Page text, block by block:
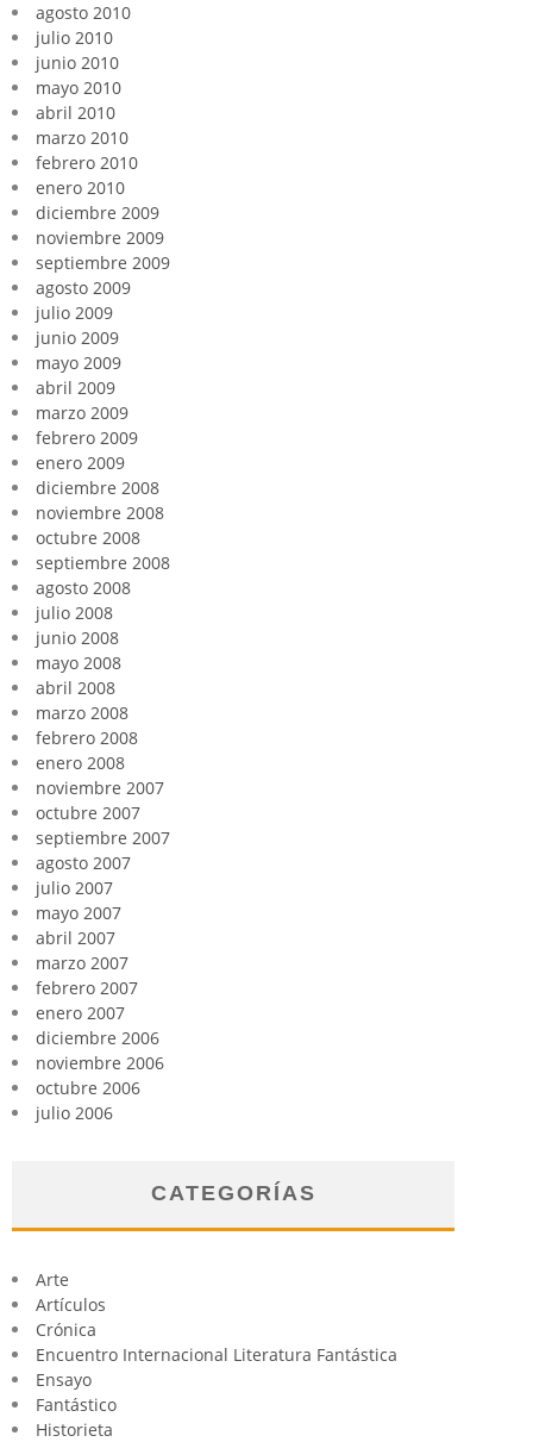
agosto 2010
julio 2010
junio 2010
mayo 2010
abril 2010
marzo 2010
febrero 2010
enero 2010
diciembre 2009
noviembre 2009
septiembre 2009
agosto 2009
julio 2009
junio 2009
mayo 2009
abril 2009
marzo 2009
febrero 2009
enero 2009
diciembre 2008
noviembre 2008
octubre 2008
septiembre 2008
agosto 2008
julio 2008
junio 2008
mayo 2008
abril 2008
marzo 2008
febrero 2008
enero 2008
noviembre 2007
octubre 2007
septiembre 2007
agosto 2007
julio 2007
mayo 2007
abril 2007
marzo 2007
febrero 2007
enero 2007
diciembre 2006
noviembre 2006
octubre 2006
julio 2006
CATEGORÍAS
Arte
Artículos
Crónica
Encuentro Internacional Literatura Fantástica
Ensayo
Fantástico
Historieta